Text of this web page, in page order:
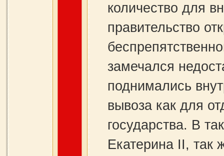
количество для
правительство
замечался
поднимались
вывоза как для
государства. В
Екатерина II, так